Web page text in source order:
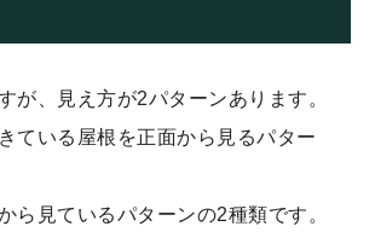
が、見え方が2パターンあります。
ている屋根を正面から見るパター
ら見ているパターンの2種類です。